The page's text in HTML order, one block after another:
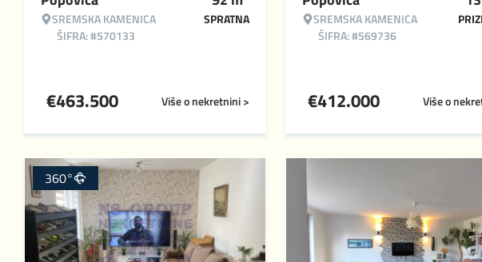
SREMSKA KAMENICA
ŠIFRA: #570133
SPRATNA
Više o nekretnini >
€463.500
SREMSKA KAMENICA
ŠIFRA: #569736
Više o
€412.000
360°